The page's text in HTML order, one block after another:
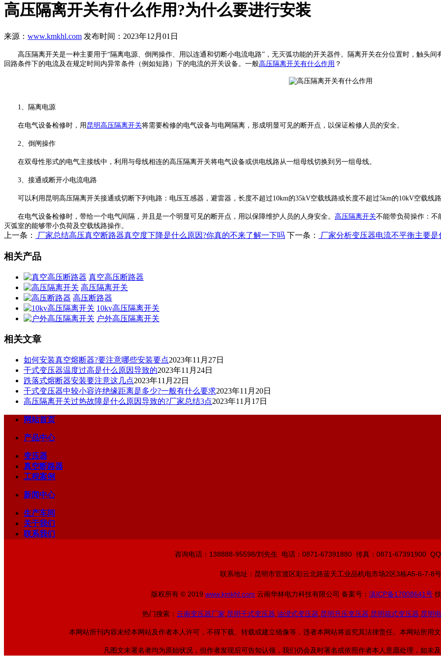
高压隔离开关有什么作用?为什么要进行安装
来源： www.kmkhl.com 发布时间：2023年12月01日
高压隔离开关是一种主要用于“隔离电源、倒闸操作、用以连通和切断小电流电路”，无灭弧功能的开关器件。隔离开关在分位置时，触头间
回路条件下的电流及在规定时间内异常条件（例如短路）下的电流的开关设备。一般高压隔离开关有什么作用 ？
1、隔离电源
在电气设备检修时，用 昆明高压隔离开关将需要检修的电气设备与电网隔离，形成明显可见的断开点，以保证检修人员的安全。
2、倒闸操作
在双母性形式的电气主接线中，利用与母线相连的高压隔离开关将电气设备或供电线路从一组母线切换到另一组母线。
3、接通或断开小电流电路
可以利用昆明高压隔离开关接通或切断下列电路：电压互感器，避雷器，长度不超过10km的35kV空载线路或长度不超过5km的10kV空载线
在电气设备检修时，带给一个电气间隔，并且是一个明显可见的断开点，用以保障维护人员的人身安全。 高压隔离开关不能带负荷操作：不
灭弧室的能够带小负荷及空载线路操作。
上一条： 厂家总结高压真空断路器真空度下降是什么原因?你真的不来了解一下吗 下一条： 厂家分析变压器电流不平衡主要是
相关产品
真空高压断路器
高压隔离开关
高压断路器
10kv高压隔离开关
户外高压隔离开关
相关文章
如何安装真空熔断器?要注意哪些安装要点2023年11月27日
干式变压器温度过高是什么原因导致的2023年11月24日
跌落式熔断器安装要注意这几点2023年11月22日
干式变压器中较小容许绝缘距离是多少?一般有什么要求2023年11月20日
高压隔离开关过热故障是什么原因导致的?厂家总结3点2023年11月17日
网站首页
产品中心
变压器
真空断路器
工程案例
新闻中心
生产车间
关于我们
联系我们
咨询电话：138888-95598/刘先生 电话：0871-67391880 传真：0871-67391900
联系地址：昆明市官渡区彩云北路蓝天工业品机电市场2区3栋A5-6-7-8号
版权所有 © 2019 www.kmkhl.com 云南华林电力科技有限公司 备案号： 滇ICP备17008641号
热门搜索： 云南变压器厂家 昆明干式变压器 油浸式变压器 昆明升压变压器 昆明箱式变压器 昆明
本网站所刊内容未经本网站及作者本人许可，不得下载、转载或建立镜像等，违者本网站将追究其法律责任。本网站所用
凡图文未署名者均为原始状况，但作者发现后可告知认领，我们仍会及时署名或依照作者本人意愿处理，如未